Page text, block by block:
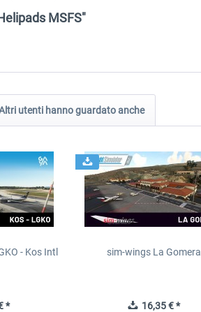
MSFS"
utenti hanno guardato anche
- Kos Intl
*
sim-wings La Gomera
16,35 € *